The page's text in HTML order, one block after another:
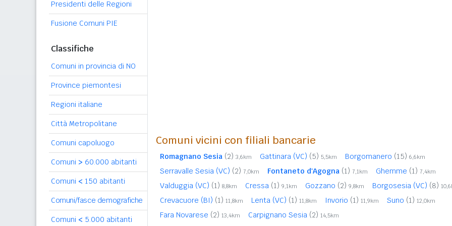
Presidenti delle Regioni
Fusione Comuni PIE
Classifiche
Comuni in provincia di NO
Province piemontesi
Regioni italiane
Città Metropolitane
Comuni capoluogo
Comuni > 60.000 abitanti
Comuni < 150 abitanti
Comuni/fasce demografiche
Comuni < 5.000 abitanti
Comuni vicini con filiali bancarie
Romagnano Sesia (2) 3,6km Gattinara (VC) (5) 5,5km Borgomanero (15) 6,6km
Serravalle Sesia (VC) (2) 7,0km Fontaneto d'Agogna (1) 7,1km Ghemme (1) 7,4km
Valduggia (VC) (1) 8,8km Cressa (1) 9,1km Gozzano (2) 9,8km Borgosesia (VC) (8)
Crevacuore (BI) (1) 11,8km Lenta (VC) (1) 11,8km Invorio (1) 11,9km Suno (1) 12,0km
Fara Novarese (2) 13,4km Carpignano Sesia (2) 14,5km